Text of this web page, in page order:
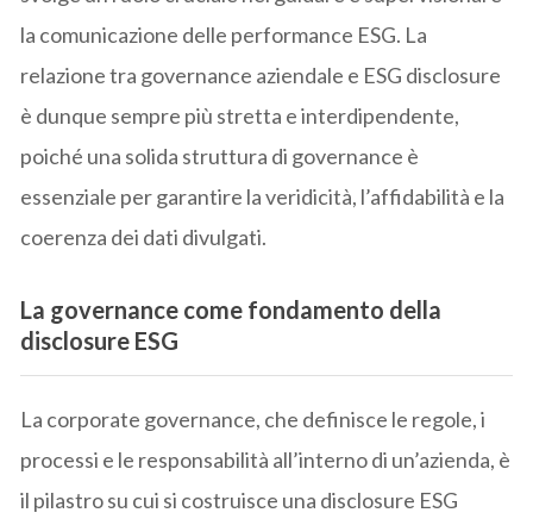
la comunicazione delle performance ESG. La
relazione tra governance aziendale e ESG disclosure
è dunque sempre più stretta e interdipendente,
poiché una solida struttura di governance è
essenziale per garantire la veridicità, l’affidabilità e la
coerenza dei dati divulgati.
La governance come fondamento della
disclosure ESG
La corporate governance, che definisce le regole, i
processi e le responsabilità all’interno di un’azienda, è
il pilastro su cui si costruisce una disclosure ESG